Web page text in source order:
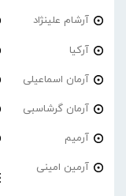
آرشام علینژاد
آرکیا
آرمان اسماعیلی
آرمان گرشاسبی
آرمیم
آرمین امینی